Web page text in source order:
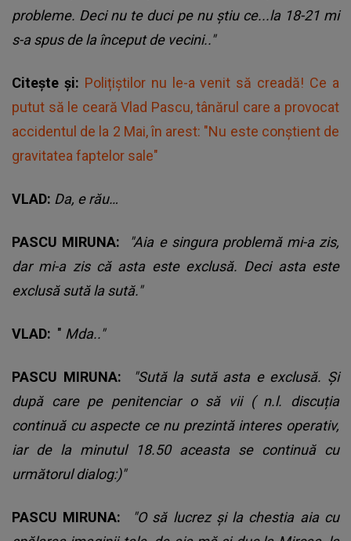
probleme. Deci nu te duci pe nu știu ce...la 18-21 mi
s-a spus de la început de vecini.."
Citește și: Polițiștilor nu le-a venit să creadă! Ce a
putut să le ceară Vlad Pascu, tânărul care a provocat
accidentul de la 2 Mai, în arest: "Nu este conștient de
gravitatea faptelor sale"
VLAD: Da, e rău…
PASCU MIRUNA:
"Aia e singura problemă mi-a zis,
dar mi-a zis că asta este exclusă. Deci asta este
exclusă sută la sută."
VLAD: " Mda.."
PASCU MIRUNA:
"Sută la sută asta e exclusă. Și
după care pe penitenciar o să vii ( n.l. discuția
continuă cu aspecte ce nu prezintă interes operativ,
iar de la minutul 18.50 aceasta se continuă cu
următorul dialog:)"
PASCU MIRUNA:
"O să lucrez și la chestia aia cu